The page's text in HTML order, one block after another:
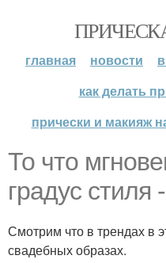
главная новости
как делать
прически и макияж
То что
градус стиля
Смотрим что в трендах в
свадебных образах.